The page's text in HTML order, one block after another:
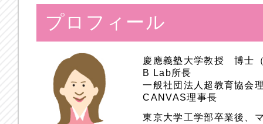
プロフィール
慶應義塾大学教授 博士
B Lab所長
一般社団法人超教育協会
CANVAS理事長
東京大学工学部卒業後、